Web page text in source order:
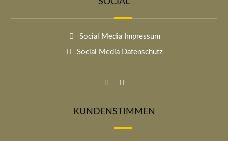
Social Media Impressum
Social Media Datenschutz
KUNDENSTIMMEN